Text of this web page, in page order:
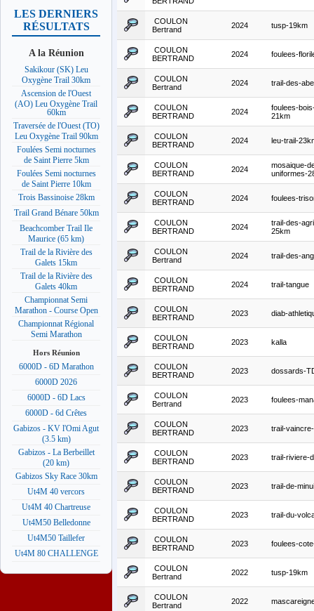
LES DERNIERS
RÉSULTATS
A la Réunion
Sakikour (SK) Leu
Oxygène Trail 30km
Ascension de l'Ouest
(AO) Leu Oxygène Trail
60km
Traversée de l'Ouest (TO)
Leu Oxygène Trail 90km
Foulées Semi nocturnes
de Saint Pierre 5km
Foulées Semi nocturnes
de Saint Pierre 10km
Trois Bassinoise 28km
Trail Grand Bénare 50km
Beachcomber Trail Ile
Maurice (65 km)
Trail de la Rivière des
Galets 15km
Trail de la Rivière des
Galets 40km
Championnat Semi
Marathon - Course Open
Championnat Régional
Semi Marathon
Hors Réunion
6000D - 6D Marathon
6000D 2026
6000D - 6D Lacs
6000D - 6d Crêtes
Gabizos - KV l'Omi Agut
(3.5 km)
Gabizos - La Berbeillet
(20 km)
Gabizos Sky Race 30km
Ut4M 40 vercors
Ut4M 40 Chartreuse
Ut4M50 Belledonne
Ut4M50 Taillefer
Ut4M 80 CHALLENGE
COULON
Bertrand
2024 tusp-19km
COULON
BERTRAND
2024 foulees-
COULON
Bertrand
2024 trail-des-
COULON
BERTRAND
2024
foulees-
21km
COULON
BERTRAND
2024 leu-trail-
COULON
BERTRAND
2024
mosaique-
uniformes-
COULON
BERTRAND
2024 foulees-
COULON
BERTRAND
2024
trail-des-
25km
COULON
Bertrand
2024 trail-des-
COULON
BERTRAND
2024 trail-tangue
COULON
BERTRAND
2023 diab-
COULON
BERTRAND
2023 kalla
COULON
BERTRAND
2023 dossards-
COULON
Bertrand
2023 foulees-
COULON
BERTRAND
2023 trail-
COULON
BERTRAND
2023 trail-riviere-
COULON
BERTRAND
2023 trail-de-
COULON
BERTRAND
2023 trail-du-
COULON
BERTRAND
2023 foulees-
COULON
Bertrand
2022 tusp-19km
COULON
Bertrand
2022